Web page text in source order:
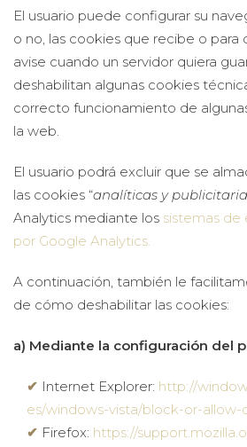
El usuario puede configurar su
o no, las cookies que recibe o para
avise cuando un servidor quiera
deshabilitan algunas cookies
correcto funcionamiento de
la web.
El usuario podrá excluir que se
las cookies “analíticas y
Analytics mediante los sistemas de
por Google Analytics.
A continuación, también le
de cómo deshabilitar las cookies:
a) Mediante la configuración del
Internet Explorer: http://
es/windows-vista/block-or-allow-
Firefox: https://